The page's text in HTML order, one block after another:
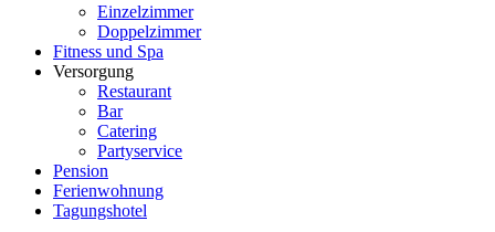
Unterkunft
Reisen
Deutschland
Einzelzimmer
Doppelzimmer
Fitness und Spa
Versorgung
Restaurant
Bar
Catering
Partyservice
Pension
Ferienwohnung
Tagungshotel